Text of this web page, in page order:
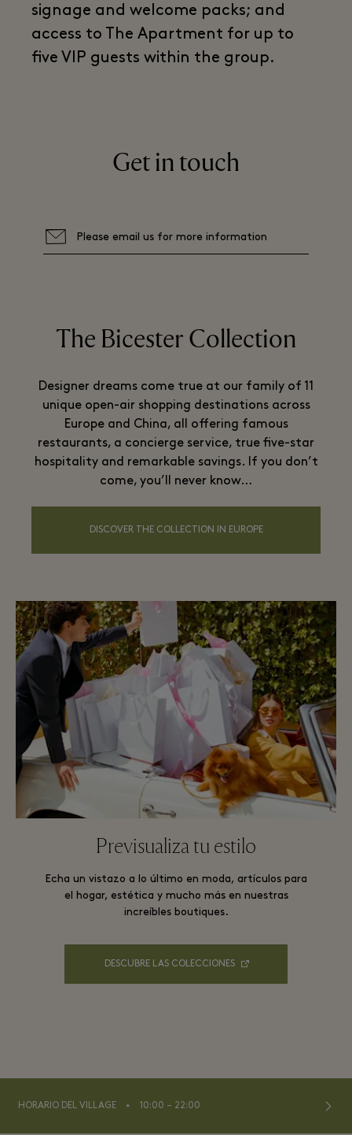
signage and welcome packs; and
access to The Apartment for up to
five VIP guests within the group.
Get in touch
Please email us for more information
The Bicester Collection
Designer dreams come true at our family of 11
unique open-air shopping destinations across
Europe and China, all offering famous
restaurants, a concierge service, true five-star
hospitality and remarkable savings. If you don’t
come, you’ll never know…
DISCOVER THE COLLECTION IN EUROPE
Previsualiza tu estilo
Echa un vistazo a lo último en moda, artículos para
el hogar, estética y mucho más en nuestras
increíbles boutiques.
DESCUBRE LAS COLECCIONES
HORARIO DEL VILLAGE ⬩ 10:00 – 22:00